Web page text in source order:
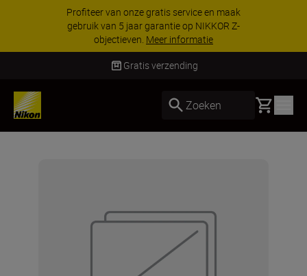
Profiteer van onze gratis service en maak
gebruik van 5 jaar garantie op NIKKOR Z-
objectieven. Meer informatie
Gratis verzending
Zoeken Basket